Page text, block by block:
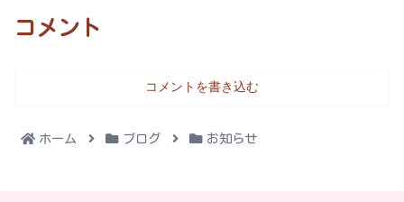
コメント
コメントを書き込む
ホーム ブログ お知らせ